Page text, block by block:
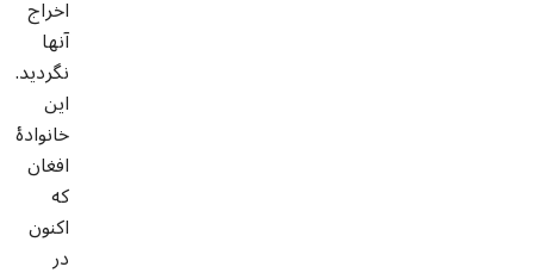
اخراج
آنها
نگردید.
این
خانوادۀ
افغان
که
اکنون
در